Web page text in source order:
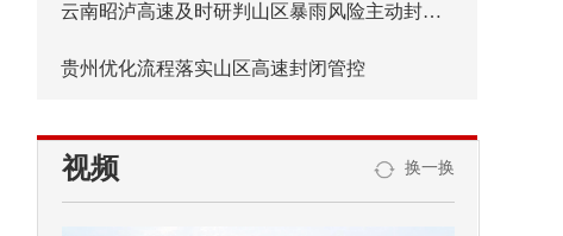
云南昭泸高速及时研判山区暴雨风险主动封闭管控
贵州优化流程落实山区高速封闭管控
视频 换一换